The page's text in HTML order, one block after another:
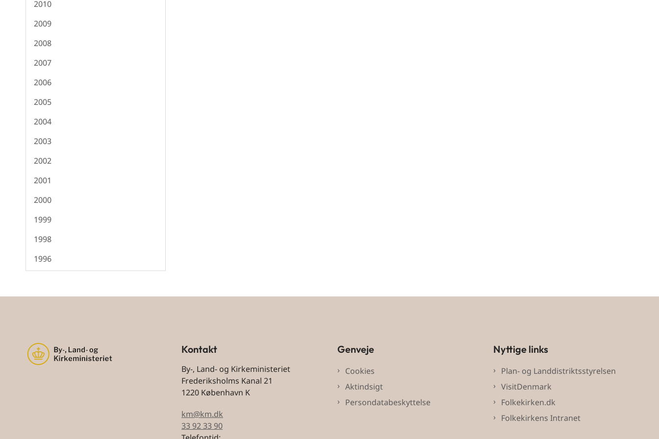
2010
2009
2008
2007
2006
2005
2004
2003
2002
2001
2000
1999
1998
1996
Kontakt
By-, Land- og Kirkeministeriet
Frederiksholms Kanal 21
1220 København K
km@km.dk
33 92 33 90
Genveje
Cookies
Aktindsigt
Persondatabeskyttelse
Nyttige links
Plan- og Landdistriktsstyrelsen
VisitDenmark
Folkekirken.dk
Folkekirkens Intranet